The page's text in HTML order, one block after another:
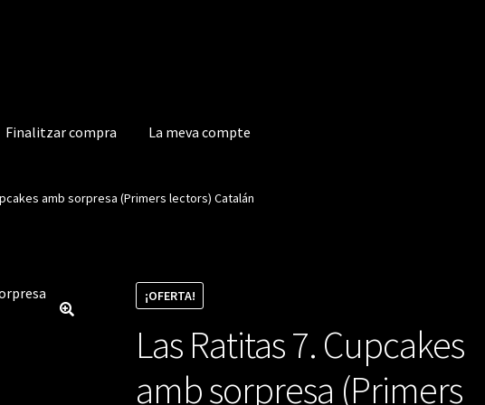
Finalitzar compra La meva compte
La meva compte
amb sorpresa (Primers lectors) Catalán
¡OFERTA!
Las Ratitas 7. Cupcakes
amb sorpresa (Primers